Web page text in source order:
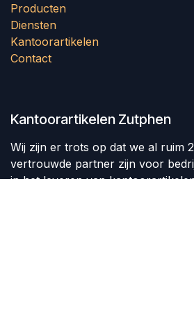
Producten
Diensten
Kantoorartikelen
Contact
Kantoorartikelen Zutphen
Wij zijn er trots op dat we al ruim
vertrouwde partner zijn voor
in het leveren van